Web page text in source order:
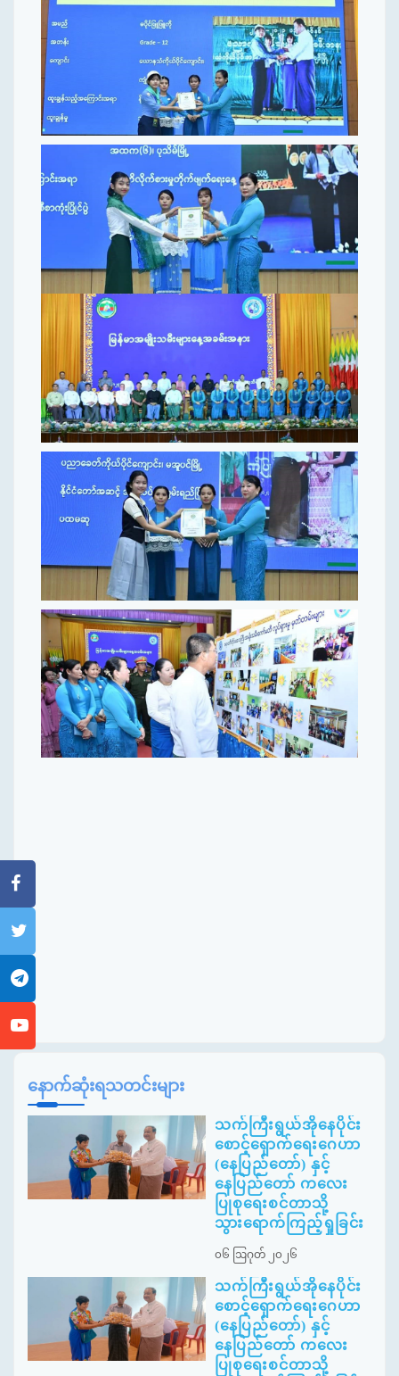
နောက်ဆုံးရသတင်းများ
သက်ကြီးရွယ်အိုနေပိုင်း
စောင့်ရှောက်ရေးဂေဟာ
(နေပြည်တော်) နှင့်
နေပြည်တော် ကလေး
ပြုစုရေးစင်တာသို့
သွားရောက်ကြည့်ရှုခြင်း
၀၆ ဩဂုတ် ၂၀၂၆
သက်ကြီးရွယ်အိုနေပိုင်း
စောင့်ရှောက်ရေးဂေဟာ
(နေပြည်တော်) နှင့်
နေပြည်တော် ကလေး
ပြုစုရေးစင်တာသို့